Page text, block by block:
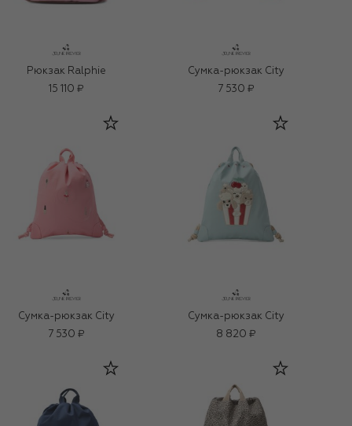
Рюкзак Ralphie
15 110 ₽
Сумка-рюкзак City
7 530 ₽
Сумка-рюкзак City
7 530 ₽
Сумка-рюкзак City
8 820 ₽